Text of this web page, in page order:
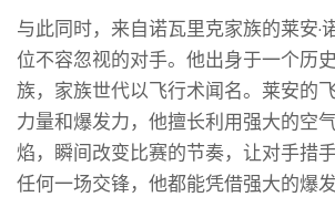
与此同时，来自诺瓦里克家族的莱安·
位不容忽视的对手。他出身于一个历
族，家族世代以飞行术闻名。莱安的
力量和爆发力，他擅长利用强大的空
焰，瞬间改变比赛的节奏，让对手措
任何一场交锋，他都能凭借强大的爆